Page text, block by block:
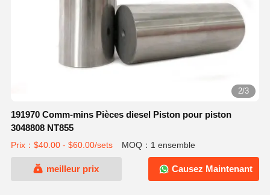
2/3
191970 Comm-mins Pièces diesel Piston pour piston
3048808 NT855
Prix：$40.00 - $60.00/sets MOQ：1 ensemble
meilleur prix Causez Maintenant